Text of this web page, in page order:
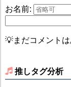
お名前:
💡まだコメント
推しタグ分析